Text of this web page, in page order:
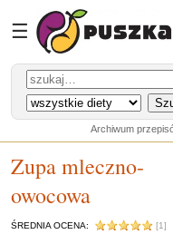
☰
Archiwum
Zupa mleczno-
owocowa
ŚREDNIA OCENA: [1]